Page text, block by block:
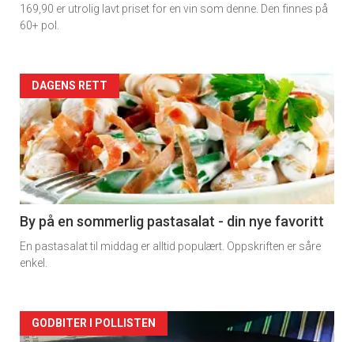
169,90 er utrolig lavt priset for en vin som denne. Den finnes på
60+ pol.
Forsiden
akkurat
nå
-
5
DAGENS RETT
By på en sommerlig pastasalat - din nye favoritt
En pastasalat til middag er alltid populært. Oppskriften er såre
enkel.
Forsiden
GODBITER I POLLISTEN